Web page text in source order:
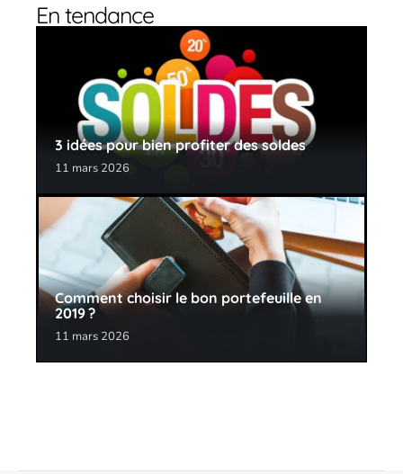
En tendance
3 idées pour bien profiter des soldes
11 mars 2026
Comment choisir le bon portefeuille en
2019 ?
11 mars 2026